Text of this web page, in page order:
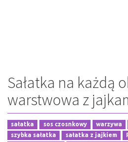
Sałatka na każdą
warstwowa z
sałatka sos czosnkowy warzywa
szybka sałatka
sałatka z jajkiem